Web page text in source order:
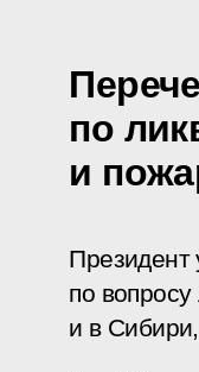
по
и
Президент
по
и в